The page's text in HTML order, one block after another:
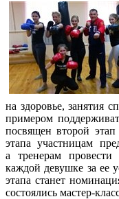
на здоровье, занятия
примером
посвящен второй
этапа участницам
а тренерам
каждой девушке за ее
этапа станет
состоялись мастер-